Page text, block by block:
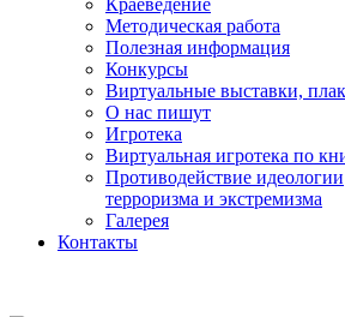
Краеведение
Методическая работа
Полезная информация
Конкурсы
Виртуальные выставки,
О нас пишут
Игротека
Виртуальная игротека по
Противодействие идеологии
терроризма и экстремизма
Галерея
Контакты